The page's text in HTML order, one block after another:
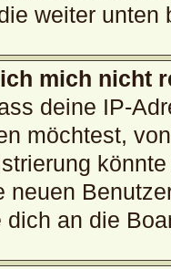
weiter unten
mich nicht
deine IP-
möchtest,
neuen
dich an die